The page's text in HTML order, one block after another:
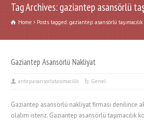
Tag Archives: gaziantep asansörlü
Home Posts tagged: gaziantep asansörlü taşımacılık
Gaziantep Asansörlü Nakliyat
antepasansorlutasimacilik Genel
Gaziantep asansörlü nakliyat firması denilince
olalım isteriz. Gaziantep asansörlü taşımacılık